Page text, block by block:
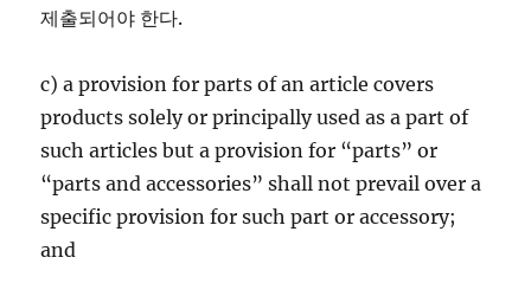
제출되어야 한다.
c) a provision for parts of an article covers
products solely or principally used as a part of
such articles but a provision for “parts” or
“parts and accessories” shall not prevail over a
specific provision for such part or accessory;
and